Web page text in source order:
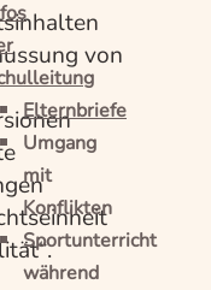
Elternbriefe
Umgang
mit
Konflikten
Sportunterricht
während
von